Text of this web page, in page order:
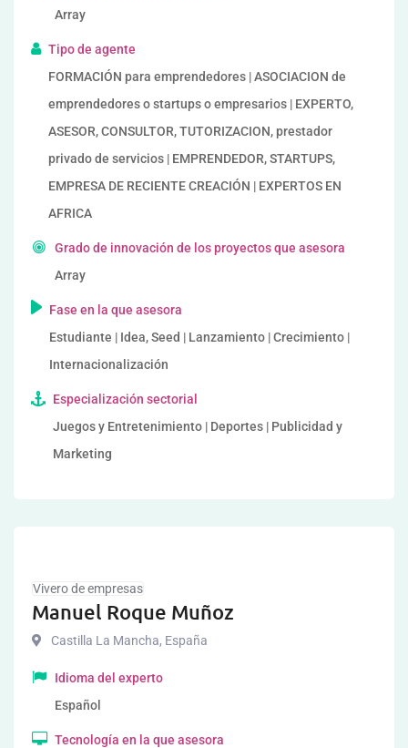
Array
Tipo de agente
FORMACIÓN para emprendedores | ASOCIACION de
emprendedores o startups o empresarios | EXPERTO,
ASESOR, CONSULTOR, TUTORIZACION, prestador
privado de servicios | EMPRENDEDOR, STARTUPS,
EMPRESA DE RECIENTE CREACIÓN | EXPERTOS EN
AFRICA
Grado de innovación de los proyectos que asesora
Array
Fase en la que asesora
Estudiante | Idea, Seed | Lanzamiento | Crecimiento |
Internacionalización
Especialización sectorial
Juegos y Entretenimiento | Deportes | Publicidad y
Marketing
Vivero de empresas
Manuel Roque Muñoz
Castilla La Mancha, España
Idioma del experto
Español
Tecnología en la que asesora